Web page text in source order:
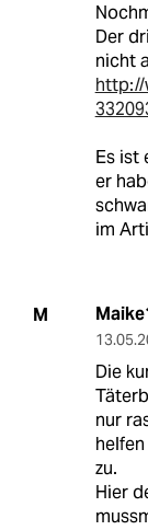
Der
nicht
http://
Es ist
er
im
M
Die
nur
zu.
Hier